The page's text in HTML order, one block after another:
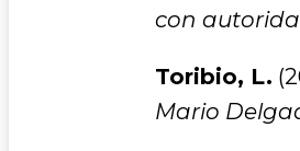
con
Toribio, L.
Mario